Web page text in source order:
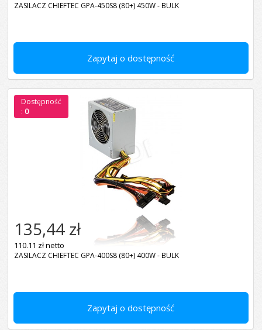
Zapytaj o dostępność
ZASILACZ CHIEFTEC GPA-450S8 (80+) 450W - BULK
Zapytaj o dostępność
135,44 zł
110.11 zł netto
ZASILACZ CHIEFTEC GPA-400S8 (80+) 400W - BULK
Dostępność
: 0